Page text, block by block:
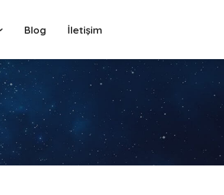
Blog İletişim
Blog İletişim